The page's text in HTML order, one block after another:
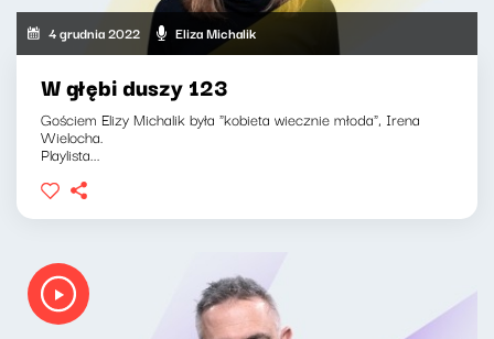
4 grudnia 2022 Eliza Michalik
W głębi duszy 123
Gościem Elizy Michalik była "kobieta wiecznie młoda", Irena
Wielocha.
Playlista...